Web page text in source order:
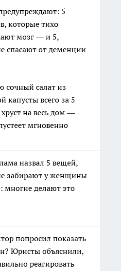
5
которые тихо
мозг — и 5,
спасают от деменции
сочный салат из
капусты всего за 5
на весь дом —
мгновенно
назвал 5 вещей,
забирают у женщины
многие делают это
попросил показать
Юристы объяснили,
реагировать